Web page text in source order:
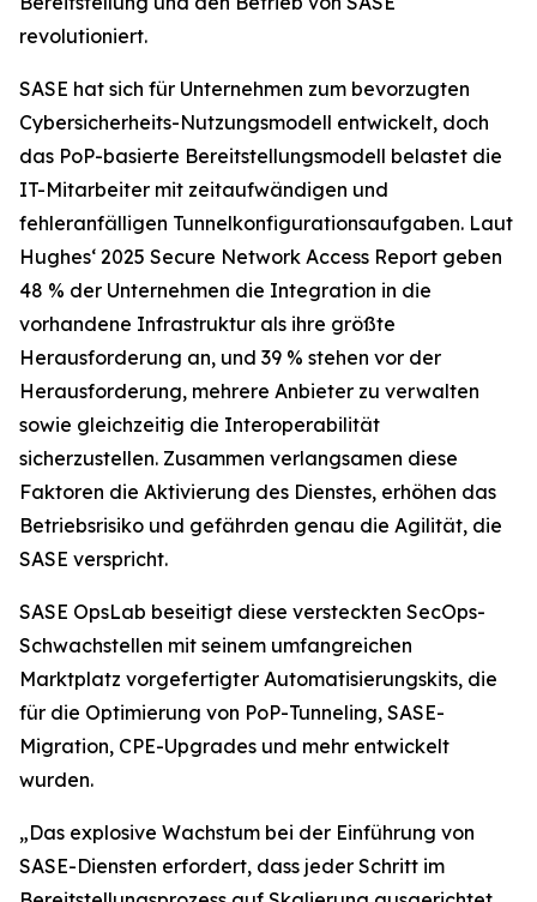
revolutioniert.
SASE hat sich für Unternehmen zum bevorzugten
Cybersicherheits-Nutzungsmodell entwickelt, doch
das PoP-basierte Bereitstellungsmodell belastet die
IT-Mitarbeiter mit zeitaufwändigen und
fehleranfälligen Tunnelkonfigurationsaufgaben. Laut
Hughes‘ 2025 Secure Network Access Report geben
48 % der Unternehmen die Integration in die
vorhandene Infrastruktur als ihre größte
Herausforderung an, und 39 % stehen vor der
Herausforderung, mehrere Anbieter zu verwalten
sowie gleichzeitig die Interoperabilität
sicherzustellen. Zusammen verlangsamen diese
Faktoren die Aktivierung des Dienstes, erhöhen das
Betriebsrisiko und gefährden genau die Agilität, die
SASE verspricht.
SASE OpsLab beseitigt diese versteckten SecOps-
Schwachstellen mit seinem umfangreichen
Marktplatz vorgefertigter Automatisierungskits, die
für die Optimierung von PoP-Tunneling, SASE-
Migration, CPE-Upgrades und mehr entwickelt
wurden.
„Das explosive Wachstum bei der Einführung von
SASE-Diensten erfordert, dass jeder Schritt im